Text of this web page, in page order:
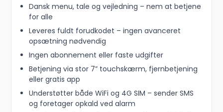
Dansk menu, tale og vejledning – nem at betjene
for alle
Leveres fuldt forudkodet – ingen avanceret
opsætning nødvendig
Ingen abonnement eller faste udgifter
Betjening via stor 7” touchskærm, fjernbetjening
eller gratis app
Understøtter både WiFi og 4G SIM – sender SMS
og foretager opkald ved alarm